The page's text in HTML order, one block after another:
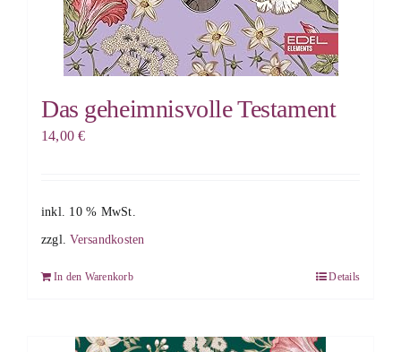
Das geheimnisvolle Testament
14,00€
inkl. 10 % MwSt.
zzgl.Versandkosten
In den Warenkorb Details